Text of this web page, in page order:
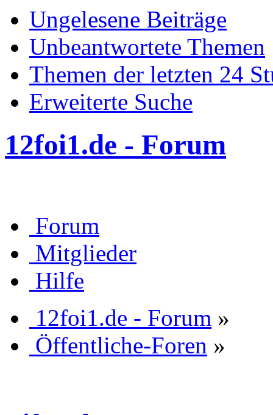
Ungelesene Beiträge
Unbeantwortete Themen
Themen der letzten 24
Erweiterte Suche
12foi1.de - Forum
Forum
Mitglieder
Hilfe
12foi1.de - Forum »
Öffentliche-Foren »